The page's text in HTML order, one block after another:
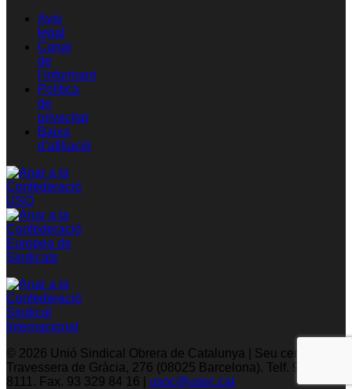
Avís
legal
Canal
de
l’informant
Política
de
privacitat
Baixa
d’afiliació
© 2026 Unió Sindical Obrera de Catalunya | Seu central: C/
Travessera de Gràcia, 276 (08025 Barcelona). Telf. 93 329
8111. Fax. 93 329 84 16 | usoc@usoc.cat